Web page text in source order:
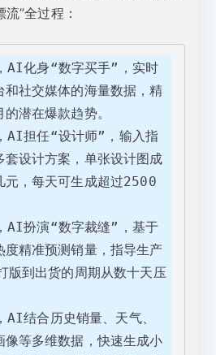
”全过程：
和社交媒体的海量数据，精
潜在爆款趋势。
套设计方案，单张设计图成
元，每天可生成超过2500
度精准预测销量，指导生产
版到出货的周期从数十天压
像等多维数据，快速生成小